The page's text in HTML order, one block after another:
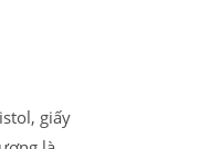
giấy